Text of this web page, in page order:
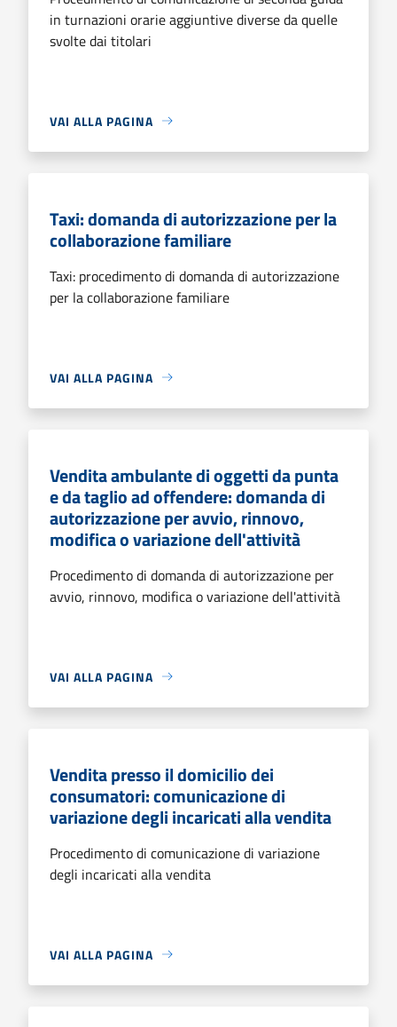
in turnazioni orarie aggiuntive diverse da quelle
svolte dai titolari
VAI ALLA PAGINA
Taxi: domanda di autorizzazione per la
collaborazione familiare
Taxi: procedimento di domanda di autorizzazione
per la collaborazione familiare
VAI ALLA PAGINA
Vendita ambulante di oggetti da punta
e da taglio ad offendere: domanda di
autorizzazione per avvio, rinnovo,
modifica o variazione dell'attività
Procedimento di domanda di autorizzazione per
avvio, rinnovo, modifica o variazione dell'attività
VAI ALLA PAGINA
Vendita presso il domicilio dei
consumatori: comunicazione di
variazione degli incaricati alla vendita
Procedimento di comunicazione di variazione
degli incaricati alla vendita
VAI ALLA PAGINA